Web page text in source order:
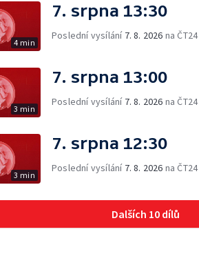
4 min
7. srpna 13:30
Poslední vysílání 7. 8. 2026 na ČT24
3 min
7. srpna 13:00
Poslední vysílání 7. 8. 2026 na ČT24
3 min
7. srpna 12:30
Poslední vysílání 7. 8. 2026 na ČT24
Dalších 10 dílů